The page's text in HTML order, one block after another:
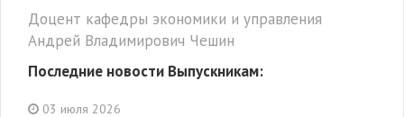
Доцент кафедры экономики и управления
Андрей Владимирович Чешин
Последние новости Выпускникам:
03 июля 2026